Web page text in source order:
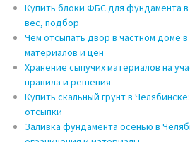
Купить блоки ФБС для фундамента
вес, подбор
Чем отсыпать двор в частном доме
материалов и цен
Хранение сыпучих материалов на
правила и решения
Купить скальный грунт в
отсыпки
Заливка фундамента осенью в